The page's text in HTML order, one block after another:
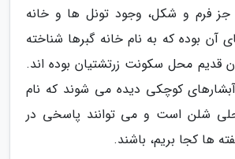
فرم و شکل، وجود تونل ها و خانه
آن بوده که به نام خانه گبرها شناخته
قدیم محل سکونت زرتشتیان بوده اند.
کوچکی دیده می شوند که نام
شلن است و می توانند پاسخی در
ها کجا بریم، باشند.